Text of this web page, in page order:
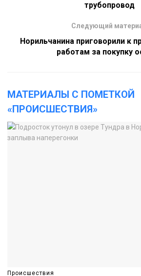
трубопровод
Следующий
Норильчанина приговорили к
работам за покупку
МАТЕРИАЛЫ С ПОМЕТКОЙ
«ПРОИСШЕСТВИЯ»
Происшествия